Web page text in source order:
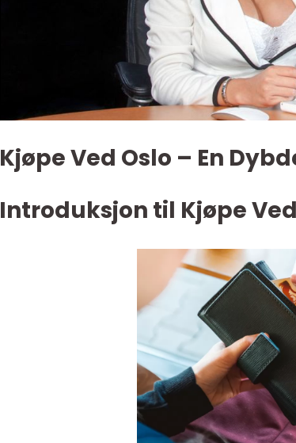
Kjøpe Ved Oslo – En
Introduksjon til Kjøpe